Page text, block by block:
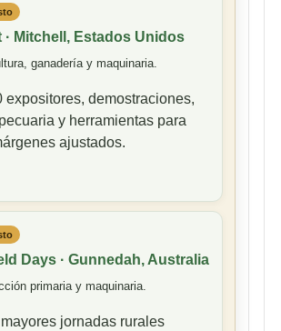
· Mitchell, Estados Unidos
ganadería y maquinaria.
expositores, demostraciones,
y herramientas para
ajustados.
Days · Gunnedah, Australia
primaria y maquinaria.
jornadas rurales